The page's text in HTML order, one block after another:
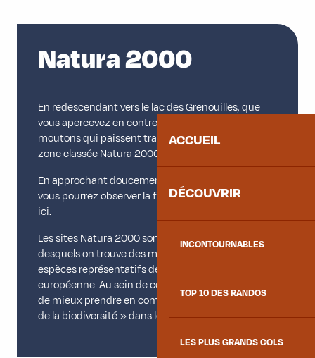
ACCUEIL
DÉCOUVRIR
INCONTOURNABLES
TOP 10 DES RANDOS
LES PLUS GRANDS COLS
Natura 2000
En redescendant vers le lac des Grenouilles, que
vous apercevez en contre-bas au milieu des
moutons qui paissent tranquillement, dans une
zone classée Natura 2000.
En approchant doucement, et sans la déranger,
vous pourrez observer la faune aquatique qui vit
ici.
Les sites Natura 2000 sont des espaces au sein
desquels on trouve des milieux naturels et des
espèces représentatifs de la biodiversité
européenne. Au sein de ces espaces, l’objectif est
de mieux prendre en compte l’enjeu « Préservation
de la biodiversité » dans les activités humaines.